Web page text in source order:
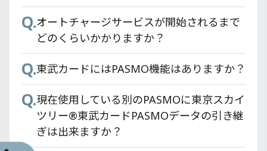
Q.オートチャージサービスが開始されるまで
どのくらいかかりますか？
Q.東武カードにはPASMO機能はありますか？
Q.現在使用している別のPASMOに東京スカイ
ツリー®東武カードPASMOデータの引き継
ぎは出来ますか？